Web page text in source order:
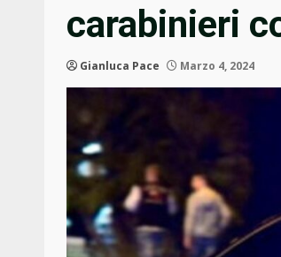
carabinieri
Gianluca Pace Marzo 4, 2024